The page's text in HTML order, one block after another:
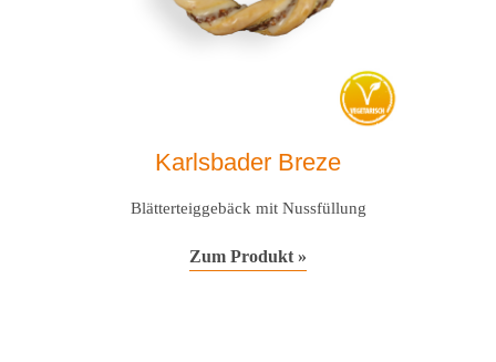
Karlsbader Breze
Blätterteiggebäck mit Nussfüllung
Zum Produkt »